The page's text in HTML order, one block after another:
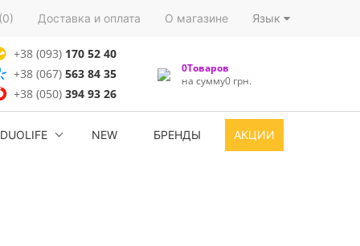
Доставка и оплата О магазине Язык
+38 (093) 170 52 40
+38 (067) 563 84 35
+38 (050)394 93 26
0Товаров
на сумму0 грн.
DUOLIFE NEW БРЕНДЫ АКЦИИ